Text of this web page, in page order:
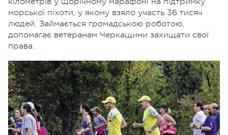
морської піхоти, у якому взяло участь 36 тисяч
людей. Займається громадською роботою,
допомагає ветеранам Черкащини захищати свої
права.